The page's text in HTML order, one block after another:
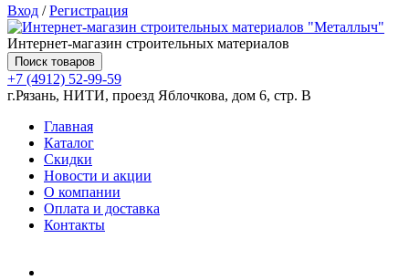
Вход /Регистрация
Интернет-магазин строительных материалов
Поиск товаров
+7 (4912) 52-99-59
г.Рязань, НИТИ, проезд Яблочкова, дом 6, стр. В
Главная
Каталог
Скидки
Новости и акции
О компании
Оплата и доставка
Контакты